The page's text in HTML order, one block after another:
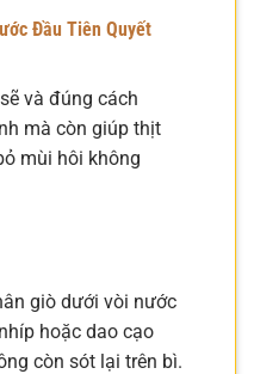
Đầu Tiên Quyết
và đúng cách
mà còn giúp thịt
mùi hôi không
giò dưới vòi nước
hoặc dao cạo
còn sót lại trên bì.